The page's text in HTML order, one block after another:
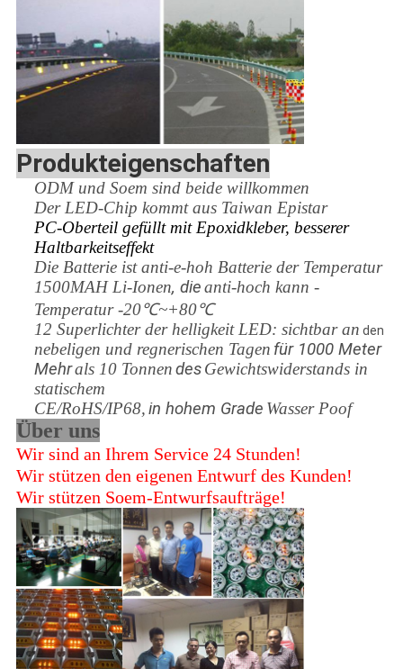
Produkteigenschaften
ODM und Soem sind beide willkommen
Der LED-Chip kommt aus Taiwan Epistar
PC-Oberteil gefüllt mit Epoxidkleber, besserer
Haltbarkeitseffekt
Die Batterie ist anti-e-hoh Batterie der Temperatur
1500MAH Li-Ionen, dieanti-hoch kann -
Temperatur -20℃~+80℃
12 Superlichter der helligkeit LED: sichtbar an den
nebeligen und regnerischen Tagen für 1000 Meter
Mehrals 10 TonnendesGewichtswiderstands in
statischem
CE/RoHS/IP68,in hohem Grade Wasser Poof
Über uns
Wir sind an Ihrem Service 24 Stunden!
Wir stützen den eigenen Entwurf des Kunden!
Wir stützen Soem-Entwurfsaufträge!